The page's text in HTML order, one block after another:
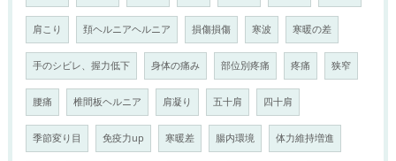
肩こり 頚ヘルニアヘルニア 損傷損傷 寒波 寒暖の差
手のシビレ、握力低下 身体の痛み 部位別疼痛 疼痛 狭窄
腰痛 椎間板ヘルニア 肩凝り 五十肩 四十肩
季節変り目 免疫力up 寒暖差 腸内環境 体力維持増進